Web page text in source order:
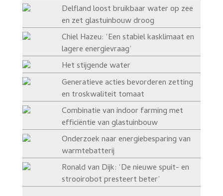
Delfland loost bruikbaar water op zee
en zet glastuinbouw droog
Chiel Hazeu: ‘Een stabiel kasklimaat en
lagere energievraag’
Het stijgende water
Generatieve acties bevorderen zetting
en troskwaliteit tomaat
Combinatie van indoor farming met
efficiëntie van glastuinbouw
Onderzoek naar energiebesparing van
warmtebatterij
Ronald van Dijk: ‘De nieuwe spuit- en
strooirobot presteert beter’